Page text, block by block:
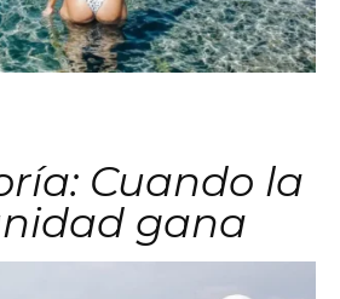
Cuando la
gana